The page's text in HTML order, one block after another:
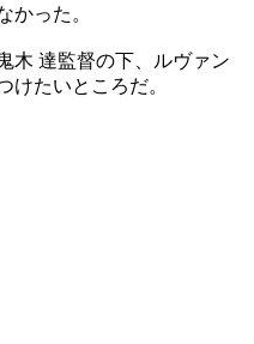
かった。
木 達監督の下、ルヴァン
けたいところだ。